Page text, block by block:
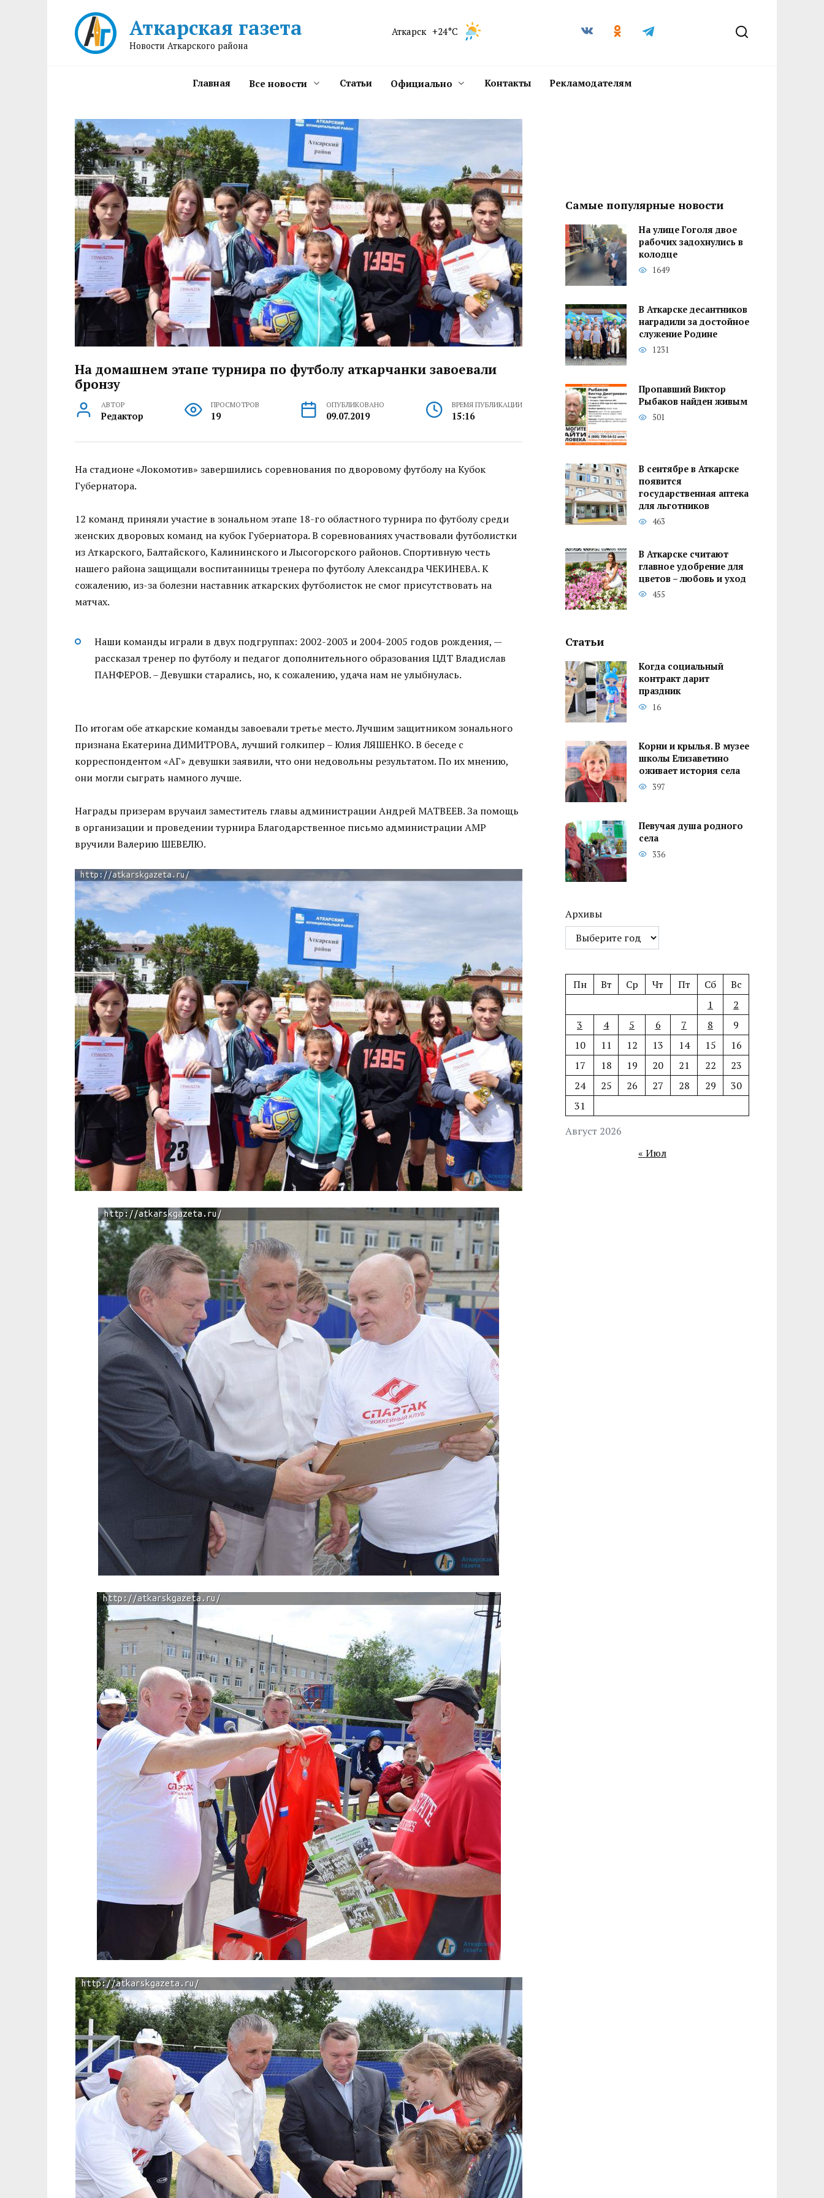
Аткарская газета
Новости Аткарского района
Аткарск +24°C
Главная Все новости Статьи Официально Контакты Рекламодателям
На домашнем этапе турнира по футболу аткарчанки завоевали
бронзу
АВТОР
Редактор
ПРОСМОТРОВ
19
ОПУБЛИКОВАНО
09.07.2019
ВРЕМЯ ПУБЛИКАЦИИ
15:16
На стадионе «Локомотив» завершились соревнования по дворовому футболу на Кубок
Губернатора.
12 команд приняли участие в зональном этапе 18-го областного турнира по футболу среди
женских дворовых команд на кубок Губернатора. В соревнованиях участвовали футболистки
из Аткарского, Балтайского, Калининского и Лысогорского районов. Спортивную честь
нашего района защищали воспитанницы тренера по футболу Александра ЧЕКИНЕВА. К
сожалению, из-за болезни наставник аткарских футболисток не смог присутствовать на
матчах.
Наши команды играли в двух подгруппах: 2002-2003 и 2004-2005 годов рождения, —
рассказал тренер по футболу и педагог дополнительного образования ЦДТ Владислав
ПАНФЕРОВ. – Девушки старались, но, к сожалению, удача нам не улыбнулась.
По итогам обе аткарские команды завоевали третье место. Лучшим защитником зонального
признана Екатерина ДИМИТРОВА, лучший голкипер – Юлия ЛЯШЕНКО. В беседе с
корреспондентом «АГ» девушки заявили, что они недовольны результатом. По их мнению,
они могли сыграть намного лучше.
Награды призерам вручаил заместитель главы администрации Андрей МАТВЕЕВ. За помощь
в организации и проведении турнира Благодарственное письмо администрации АМР
вручили Валерию ШЕВЕЛЮ.
Самые популярные новости
На улице Гоголя двое
рабочих задохнулись в
колодце
1649
В Аткарске десантников
наградили за достойное
служение Родине
1231
Пропавший Виктор
Рыбаков найден живым
501
В сентябре в Аткарске
появится
государственная аптека
для льготников
463
В Аткарске считают
главное удобрение для
цветов – любовь и уход
455
Статьи
Когда социальный
контракт дарит
праздник
16
Корни и крылья. В музее
школы Елизаветино
оживает история села
397
Певучая душа родного
села
336
Архивы
Август 2026
Пн Вт Ср Чт Пт Сб
Вс
1
2
3
4 5 6 7 8
9
10
11 12 13 14 15
16
17
18 19 20 21 22
23
24
25 26 27 28 29
30
31
« Июл